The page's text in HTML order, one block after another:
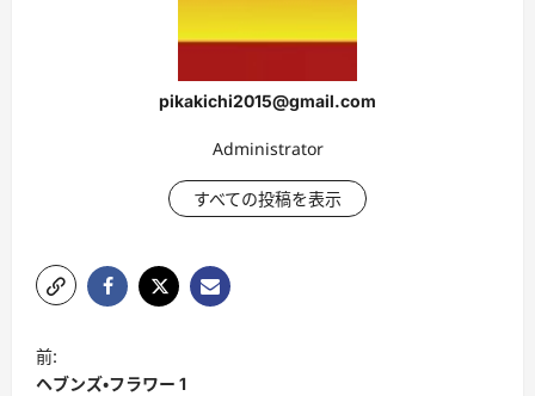
pikakichi2015@gmail.com
Administrator
すべての投稿を表示
投
稿
前:
ヘブンズ・フラワー 1